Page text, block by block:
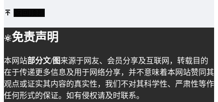
免责声明
本网站部分文/图来源于网友、会员分享及互联网，转载目的
在于传递更多信息及用于网络分享，并不意味着本网站赞同其
观点或证实其内容的真实性，我们不对其科学性、严肃性等作
任何形式的保证。如有侵权请及时联系。